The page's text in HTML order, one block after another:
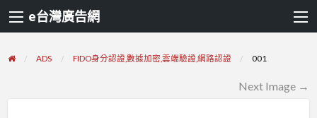
e台灣廣告網
ADS FIDO身分認證,數據加密,雲端驗證,網路認證 001
Next Image →